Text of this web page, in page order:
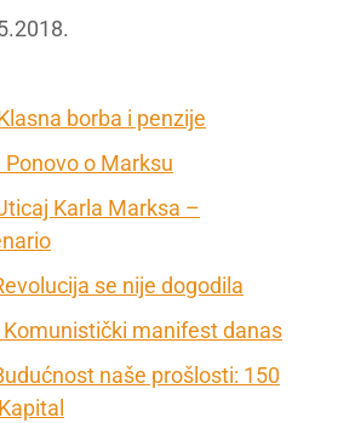
borba i penzije
o Marksu
Karla Marksa –
se nije dogodila
manifest danas
naše prošlosti: 150